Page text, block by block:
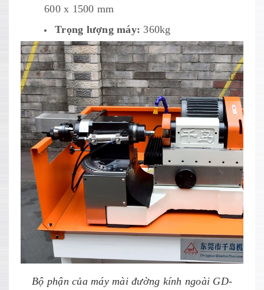
600 x 1500 mm
Trọng lượng máy: 360kg
Bộ phận của máy mài đường kính ngoài GD-